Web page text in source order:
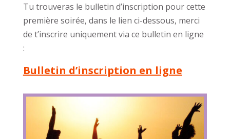
Tu trouveras le bulletin d’inscription pour cette
première soirée, dans le lien ci-dessous, merci
de t’inscrire uniquement via ce bulletin en ligne
:
Bulletin d’inscription en ligne